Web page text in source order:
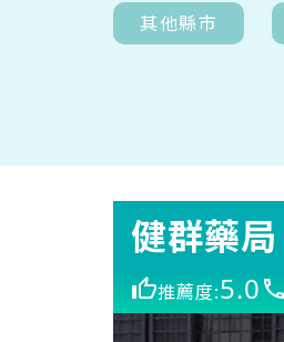
其他縣市
健群藥局
推薦度:5.0